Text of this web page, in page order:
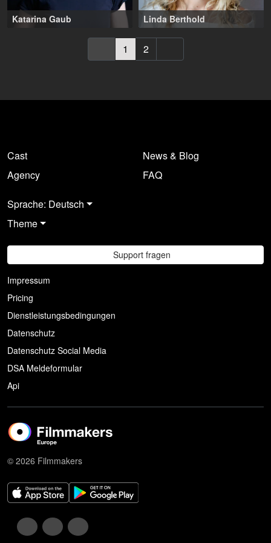
52-60 Jahre,
Hamburg (DE), Hannover
Katarina Gaub 17-26 Jahre,
Berlin (DE), Hamburg (DE)
Linda Berthold
1 2
Cast
Agency
News & Blog
FAQ
Sprache: Deutsch
Theme
Support fragen
Impressum
Pricing
Dienstleistungsbedingungen
Datenschutz
Datenschutz Social Media
DSA Meldeformular
Api
© 2026 Filmmakers